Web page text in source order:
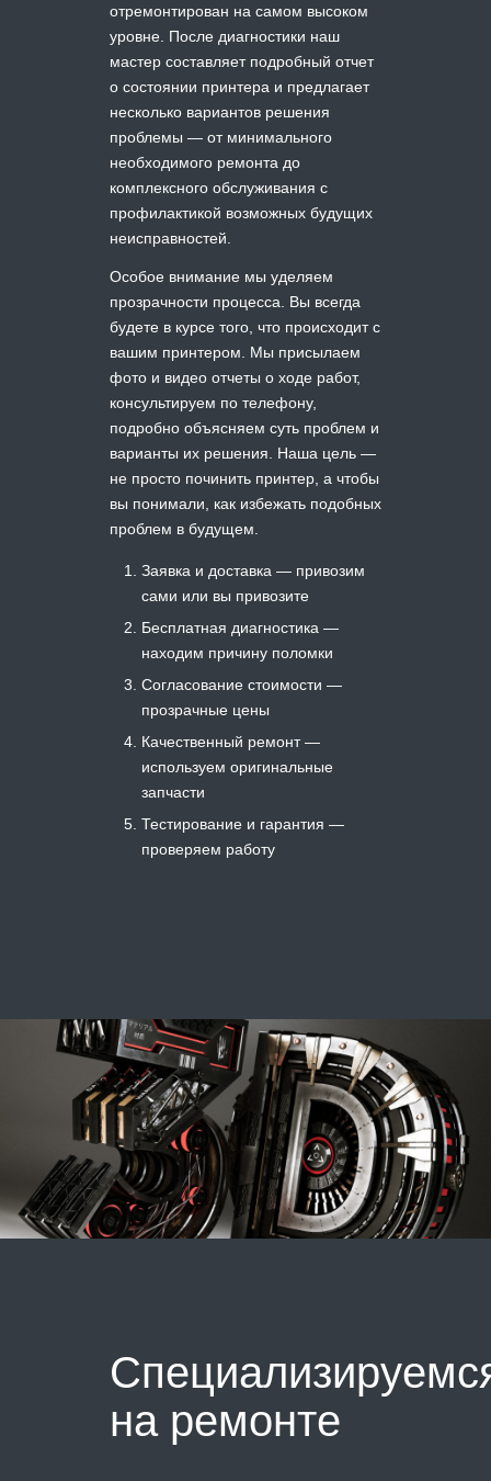
отремонтирован на самом высоком
уровне. После диагностики наш
мастер составляет подробный отчет
о состоянии принтера и предлагает
несколько вариантов решения
проблемы — от минимального
необходимого ремонта до
комплексного обслуживания с
профилактикой возможных будущих
неисправностей.
Особое внимание мы уделяем
прозрачности процесса. Вы всегда
будете в курсе того, что происходит с
вашим принтером. Мы присылаем
фото и видео отчеты о ходе работ,
консультируем по телефону,
подробно объясняем суть проблем и
варианты их решения. Наша цель —
не просто починить принтер, а чтобы
вы понимали, как избежать подобных
проблем в будущем.
Заявка и доставка — привозим
сами или вы привозите
Бесплатная диагностика —
находим причину поломки
Согласование стоимости —
прозрачные цены
Качественный ремонт —
используем оригинальные
запчасти
Тестирование и гарантия —
проверяем работу
на ремонте